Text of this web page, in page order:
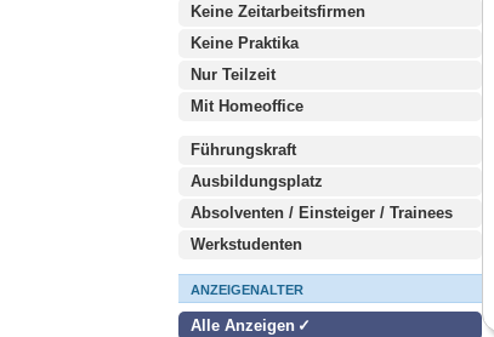
Keine Zeitarbeitsfirmen
Keine Praktika
Nur Teilzeit
Mit Homeoffice
Führungskraft
Ausbildungsplatz
Absolventen / Einsteiger / Trainees
Werkstudenten
ANZEIGENALTER
Alle Anzeigen